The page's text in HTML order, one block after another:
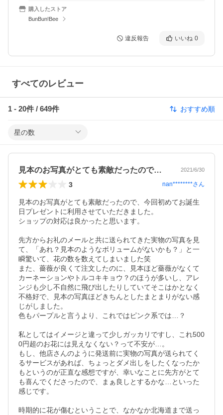
購入したストア
BunBun!Bee
違反報告 いいね 0
すべてのレビュー
1 - 20件 / 649件 おすすめ順
星の数
見本のお写真がとても素敵だったので、今… 2021/6/30
3 nan********さん
見本のお写真がとても素敵だったので、今回初めてお誕生
日プレゼントに利用させていただきました。
ショップの対応は良かったと思います。
先方からお礼のメールと共に送られてきた実物の写真を見
て、「あれ？見本のようなボリュームがないかも？」と一
瞬驚いて、花の数を数えてしまいました笑
また、薔薇が良くて注文したのに、見本ほど薔薇がなくて
カーネーションやトルコキキョウ？のほうが多いし、アレ
ンジも少し不自然に飛び出したりしていてそこはかとなく
不格好で、見本の写真ほどきちんとしたまとまりがない感
じがしました。
色もパープルと言うより、これではピンク系では…？
私としてはイメージと違って少しガッカリですし、これ500
0円超のお花には見えなくない？って不安が…。
もし、他店さんのように発送前に実物の写真が送られてく
るサービスがあれば、ちょっとダメ出しをしたくなったか
もというのが正直な感想ですが、幸いなことに先方がとて
も喜んでくださったので、まぁ良しとするかな…といった
感じです。
時期的に花が傷むということで、なかなか北海道まで送っ